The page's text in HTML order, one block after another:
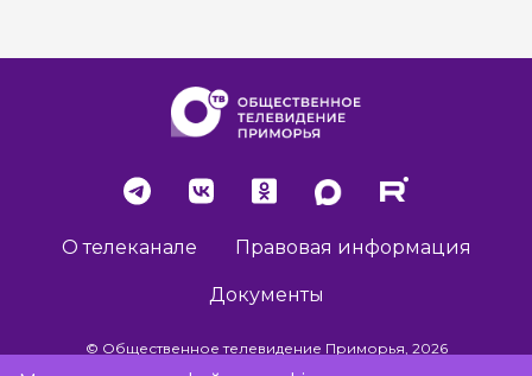
О телеканале Правовая информация
Документы
© Общественное телевидение Приморья, 2026